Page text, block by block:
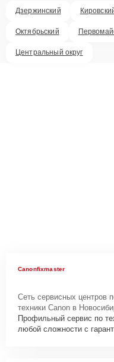
Дзержинский
Октябрьский
Центральный округ
Canonfixmaster
Сеть сервисных центров
техники Canon в
Профильный сервис по
любой сложности с